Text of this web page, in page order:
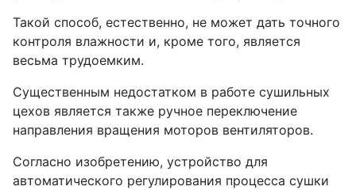
Такой способ, естественно, не может дать точного
контроля влажности и, кроме того, является
весьма трудоемким.
Существенным недостатком в работе сушильных
цехов является также ручное переключение
направления вращения моторов вентиляторов.
Согласно изобретению, устройство для
автоматического регулирования процесса сушки